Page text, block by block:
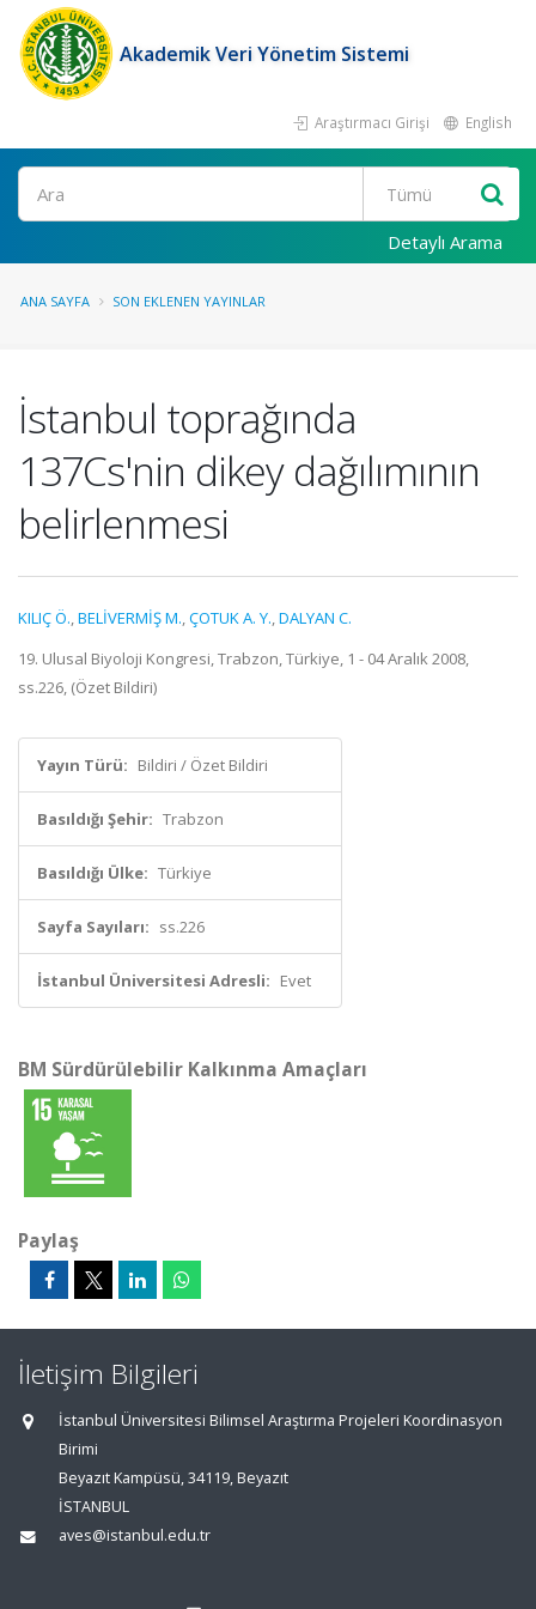
Akademik Veri Yönetim Sistemi
Araştırmacı Girişi English
Ara
Detaylı Arama
ANA SAYFA SON EKLENEN YAYINLAR
İstanbul toprağında
137Cs'nin dikey dağılımının
belirlenmesi
KILIÇ Ö.,BELİVERMİŞ M.,ÇOTUK A. Y.,DALYAN C.
19. Ulusal Biyoloji Kongresi, Trabzon, Türkiye, 1 - 04 Aralık 2008,
ss.226, (Özet Bildiri)
Yayın Türü: Bildiri / Özet Bildiri
Basıldığı Şehir: Trabzon
Basıldığı Ülke: Türkiye
Sayfa Sayıları: ss.226
İstanbul Üniversitesi Adresli: Evet
BM Sürdürülebilir Kalkınma Amaçları
Paylaş
İletişim Bilgileri
İstanbul Üniversitesi Bilimsel Araştırma Projeleri Koordinasyon
Birimi
Beyazıt Kampüsü, 34119, Beyazıt
İSTANBUL
aves@istanbul.edu.tr